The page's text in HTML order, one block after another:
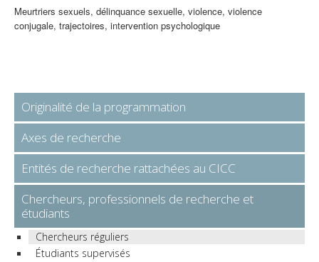
Meurtriers sexuels, délinquance sexuelle, violence, violence
conjugale, trajectoires, intervention psychologique
Originalité de la programmation
Axes de recherche
Entités de recherche rattachées au CICC
Chercheurs, professionnels de recherche et
étudiants
Chercheurs réguliers
Étudiants supervisés